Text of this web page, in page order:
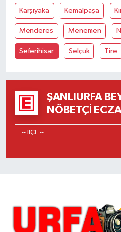
Karşıyaka Kemalpaşa
Menderes Menemen
Seferihisar Selçuk Tire
ŞANLIURFA
NÖBETÇI